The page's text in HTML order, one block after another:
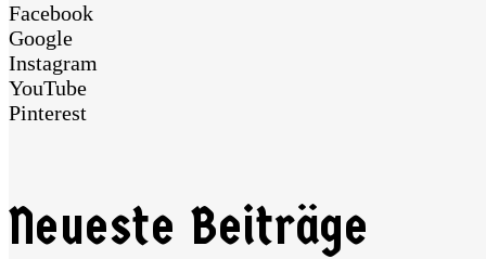
Facebook
Google
Instagram
YouTube
Pinterest
Neueste Beiträge